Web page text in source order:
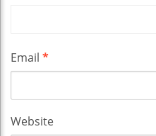
Email *
Website